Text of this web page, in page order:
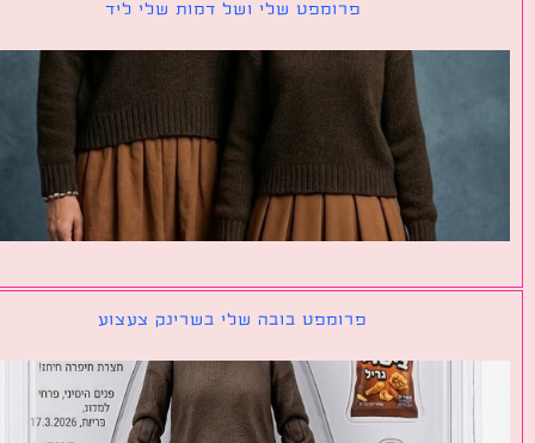
פרומפט שלי ושל דמות שלי ליד
פרומפט בובה שלי בשרינק צעצוע